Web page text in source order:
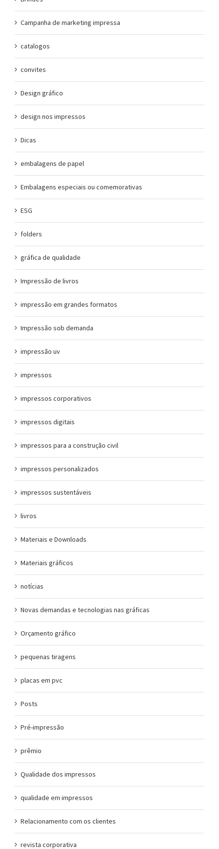
Campanha de marketing impressa
catalogos
convites
Design gráfico
design nos impressos
Dicas
embalagens de papel
Embalagens especiais ou comemorativas
ESG
folders
gráfica de qualidade
Impressão de livros
impressão em grandes formatos
Impressão sob demanda
impressão uv
impressos
impressos corporativos
impressos digitais
impressos para a construção civil
impressos personalizados
impressos sustentáveis
livros
Materiais e Downloads
Materiais gráficos
notícias
Novas demandas e tecnologias nas gráficas
Orçamento gráfico
pequenas tiragens
placas em pvc
Posts
Pré-impressão
prêmio
Qualidade dos impressos
qualidade em impressos
Relacionamento com os clientes
revista corporativa